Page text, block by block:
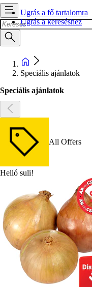
Ugrás a fő tartalomra
Ugrás a kereséshez
Speciális ajánlatok
Speciális ajánlatok
All Offers
Helló suli!